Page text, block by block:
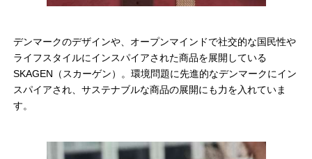
デンマークのデザインや、オープンマインドで社交的な国民性や
ライフスタイルにインスパイアされた商品を展開している
SKAGEN（スカーゲン）。環境問題に先進的なデンマークにイン
スパイアされ、サステナブルな商品の展開にも力を入れていま
す。